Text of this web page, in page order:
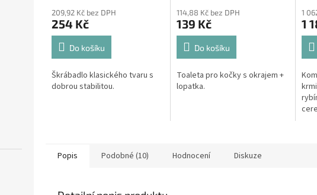
209,92 Kč bez DPH
254 Kč
Do košíku
Škrábadlo klasického tvaru s
dobrou stabilitou.
114,88 Kč bez DPH
139 Kč
Do košíku
Toaleta pro kočky s okrajem +
lopatka.
1
1
Popis Podobné (10) Hodnocení Diskuze